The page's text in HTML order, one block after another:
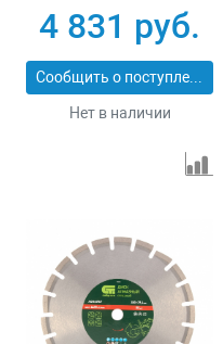
Pro Matrix 731073
4 831 руб.
Сообщить о поступлении
Нет в наличии